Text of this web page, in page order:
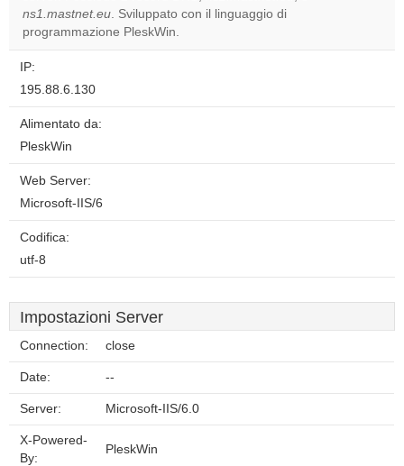
own this
ns1.mastnet.eu. Sviluppato con il linguaggio di
programmazione PleskWin.
IP:
195.88.6.130
Alimentato da:
PleskWin
Web Server:
Microsoft-IIS/6
Codifica:
utf-8
Impostazioni Server
Connection: close
Date: --
Server: Microsoft-IIS/6.0
X-Powered-
By:
PleskWin